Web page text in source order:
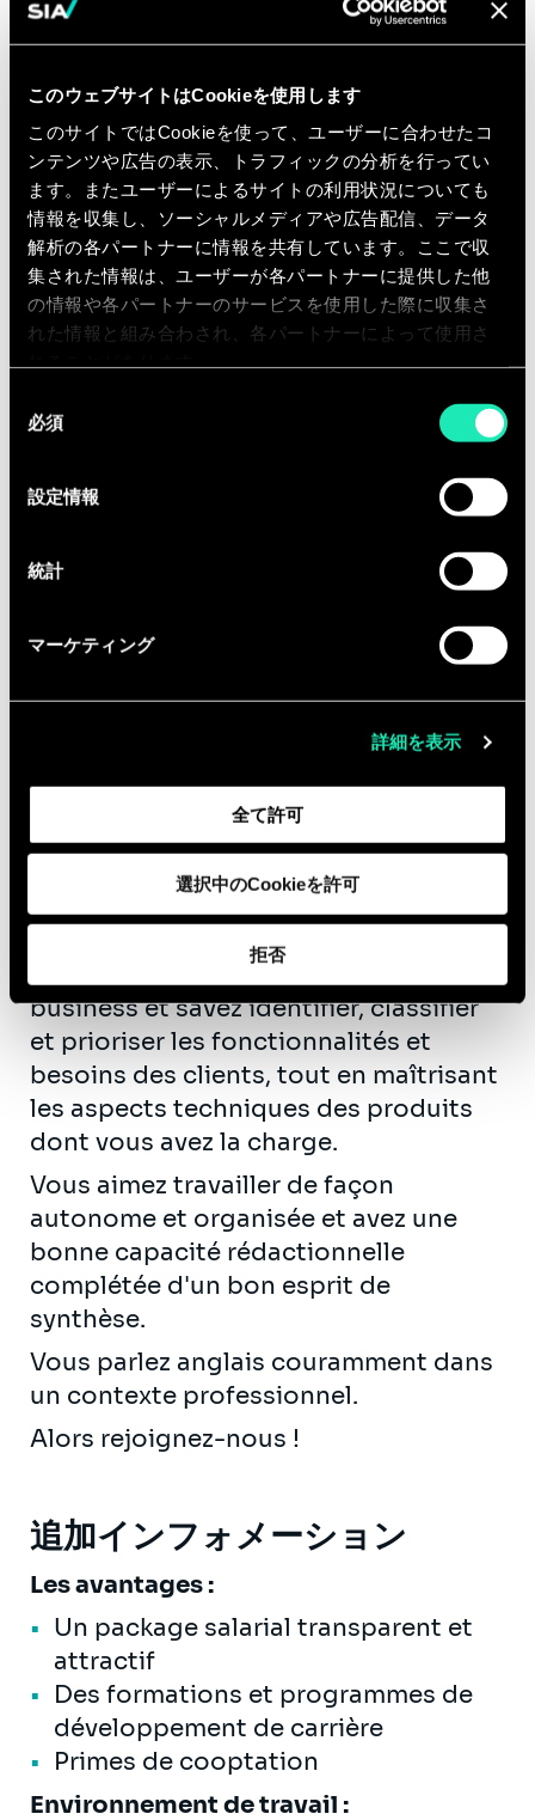
このウェブサイトはCookieを使用します
このサイトではCookieを使って、ユーザーに合わせたコ
ンテンツや広告の表示、トラフィックの分析を行ってい
ます。またユーザーによるサイトの利用状況についても
情報を収集し、ソーシャルメディアや広告配信、データ
解析の各パートナーに情報を共有しています。ここで収
集された情報は、ユーザーが各パートナーに提供した他
の情報や各パートナーのサービスを使用した際に収集さ
れた情報と組み合わされ、各パートナーによって使用さ
必須
設定情報
統計
マーケティング
詳細を表示
全て許可
選択中のCookieを許可
拒否
Vous savez ce que sont une API, des
wireframes, un Design System, un
CMS
Vous savez utiliser des outils de
ticketing (Jira, Redmine ou autre)
Vous connaissez les outils de
partage collaboratif (Miro,
Confluence, …)
Idéalement vous avez quelques
notions en SEO, RGPD, éco-
conception (Green IT) vous
reprise de données, de redirections,
Idéalement, vous avez une
Diplômé(e) d'un Bac+5 d'une école de
commerce ou d’ingénieur, vous
disposez de 3 à 6 ans d’expérience en
technique.
Vous avez le sens du service et de la
satisfaction client, avez de fortes
capacités à communiquer, convaincre
et entraîner. De nature curieuse et
business et savez identifier, classifier
et prioriser les fonctionnalités et
besoins des clients, tout en maîtrisant
les aspects techniques des produits
dont vous avez la charge.
Vous aimez travailler de façon
autonome et organisée et avez une
bonne capacité rédactionnelle
complétée d'un bon esprit de
synthèse.
Vous parlez anglais couramment dans
un contexte professionnel.
Alors rejoignez-nous !
追加インフォメーション
Les avantages :
Un package salarial transparent et
attractif
Des formations et programmes de
développement de carrière
Primes de cooptation
Environnement de travail :